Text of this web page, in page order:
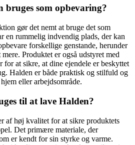
som opbevaring?
gør det nemt at bruge det som
en rummelig indvendig plads, der kan
forskellige genstande, herunder
Produktet er også udstyret med
for at sikre, at dine ejendele er beskyttet
Halden er både praktisk og stilfuld og
eller arbejdsområde.
til at lave Halden?
af høj kvalitet for at sikre produktets
Det primære materiale, der
er kendt for sin styrke og varme.